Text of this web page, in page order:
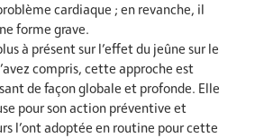
cardiaque ; en revanche, il
forme grave.
à présent sur l’effet du jeûne sur le
compris, cette approche est
de façon globale et profonde. Elle
pour son action préventive et
l’ont adoptée en routine pour cette